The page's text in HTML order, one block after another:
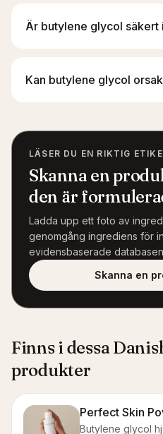
Är butylene glycol säkert
Kan butylene glycol
LÄSER DU EN RIKTIG
Skanna en
den är
Ladda upp ett foto av
genomgång ingrediens för
evidensbaserade
Skanna en
Finns i dessa
produkter
Perfect Skin
Butylene glycol